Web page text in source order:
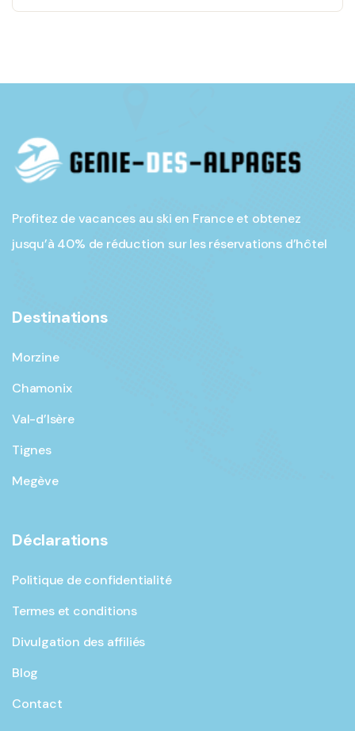
Profitez de vacances au ski en France et obtenez
jusqu’à 40% de réduction sur les réservations d’hôtel
Destinations
Morzine
Chamonix
Val-d’Isère
Tignes
Megève
Déclarations
Politique de confidentialité
Termes et conditions
Divulgation des affiliés
Blog
Contact